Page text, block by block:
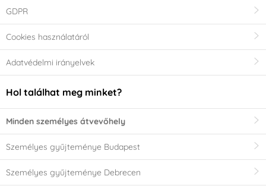
GDPR
Cookies használatáról
Adatvédelmi irányelvek
Hol találhat meg minket?
Minden személyes átvevőhely
Személyes gyűjteménye Budapest
Személyes gyűjteménye Debrecen